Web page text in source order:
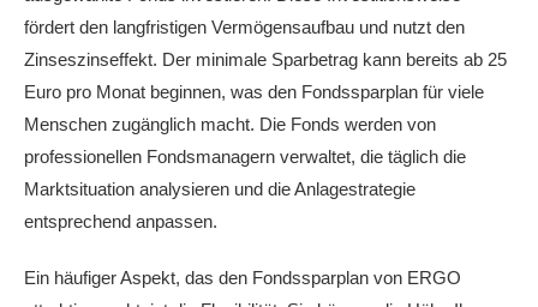
fördert den langfristigen Vermögensaufbau und nutzt den
Zinseszinseffekt. Der minimale Sparbetrag kann bereits ab 25
Euro pro Monat beginnen, was den Fondssparplan für viele
Menschen zugänglich macht. Die Fonds werden von
professionellen Fondsmanagern verwaltet, die täglich die
Marktsituation analysieren und die Anlagestrategie
entsprechend anpassen.
Ein häufiger Aspekt, das den Fondssparplan von ERGO